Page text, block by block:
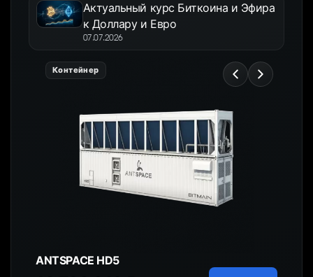
Актуальный курс Биткоина и Эфира
к Доллару и Евро
07.07.2026
Контейнер
ANTSPACE HD5